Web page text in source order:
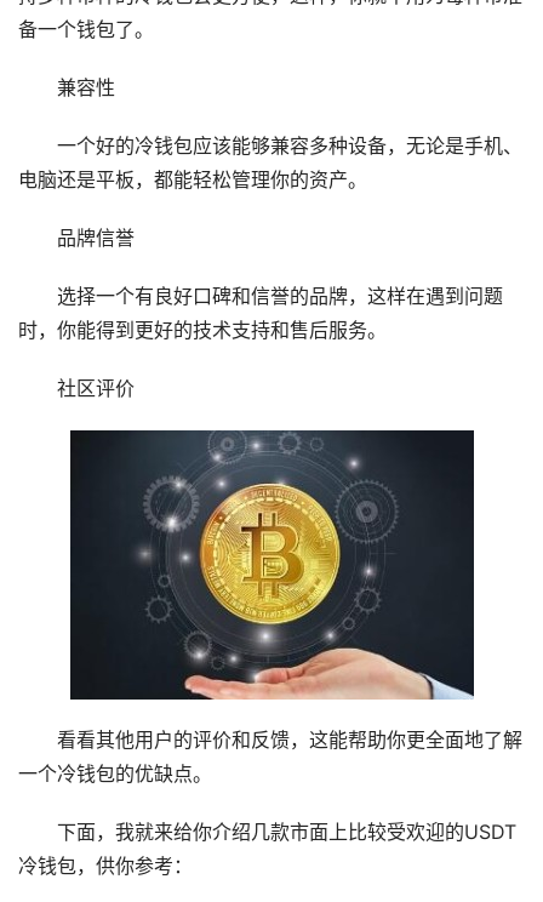
备一个钱包了。
兼容性
一个好的冷钱包应该能够兼容多种设备，无论是手机、
电脑还是平板，都能轻松管理你的资产。
品牌信誉
选择一个有良好口碑和信誉的品牌，这样在遇到问题
时，你能得到更好的技术支持和售后服务。
社区评价
看看其他用户的评价和反馈，这能帮助你更全面地了解
一个冷钱包的优缺点。
下面，我就来给你介绍几款市面上比较受欢迎的USDT
冷钱包，供你参考：